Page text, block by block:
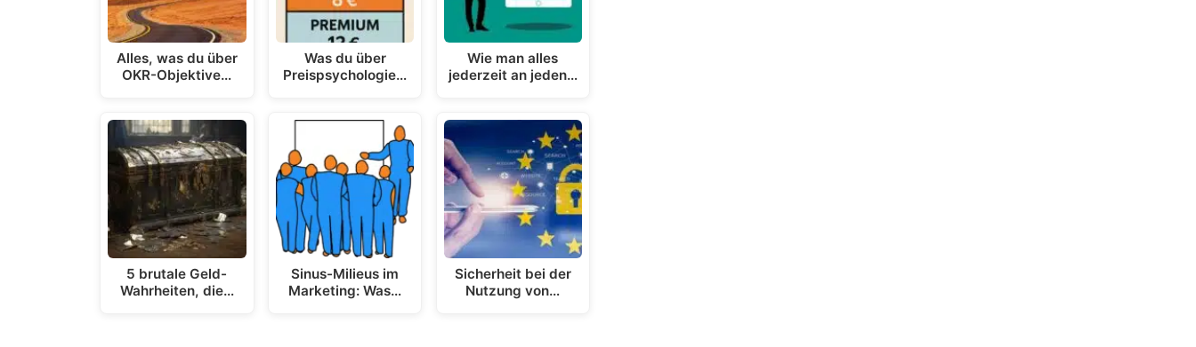
Alles, was du über
OKR-Objektive…
5 brutale Geld-
Wahrheiten, die…
Was du über
Preispsychologie…
Sinus-Milieus im
Marketing: Was…
Wie man alles
jederzeit an jeden…
Sicherheit bei der
Nutzung von…